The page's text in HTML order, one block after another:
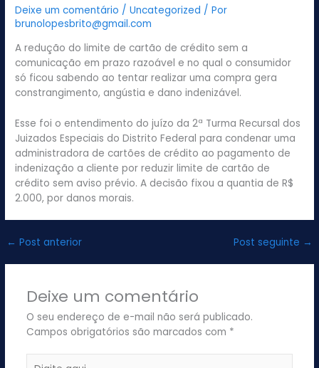
Deixe um comentário /Uncategorized / Por
brunolopesbrito@gmail.com
A redução do limite de cartão de crédito sem a
comunicação em prazo razoável e no qual o consumidor
só ficou sabendo ao tentar realizar uma compra gera
constrangimento, angústia e dano indenizável.
Esse foi o entendimento do juízo da 2ª Turma Recursal dos
Juizados Especiais do Distrito Federal para condenar uma
administradora de cartões de crédito ao pagamento de
indenização a cliente por reduzir limite de cartão de
crédito sem aviso prévio. A decisão fixou a quantia de R$
2.000, por danos morais.
← Post anterior Post seguinte →
Deixe um comentário
O seu endereço de e-mail não será publicado.
Campos obrigatórios são marcados com *